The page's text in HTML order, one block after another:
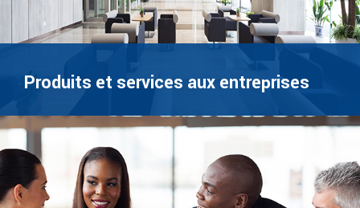
Produits et services aux entreprises